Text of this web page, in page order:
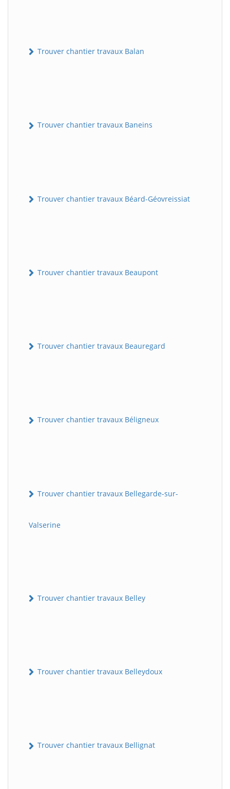
Trouver chantier travaux Balan
Trouver chantier travaux Baneins
Trouver chantier travaux Béard-Géovreissiat
Trouver chantier travaux Beaupont
Trouver chantier travaux Beauregard
Trouver chantier travaux Béligneux
Trouver chantier travaux Bellegarde-sur-
Valserine
Trouver chantier travaux Belley
Trouver chantier travaux Belleydoux
Trouver chantier travaux Bellignat